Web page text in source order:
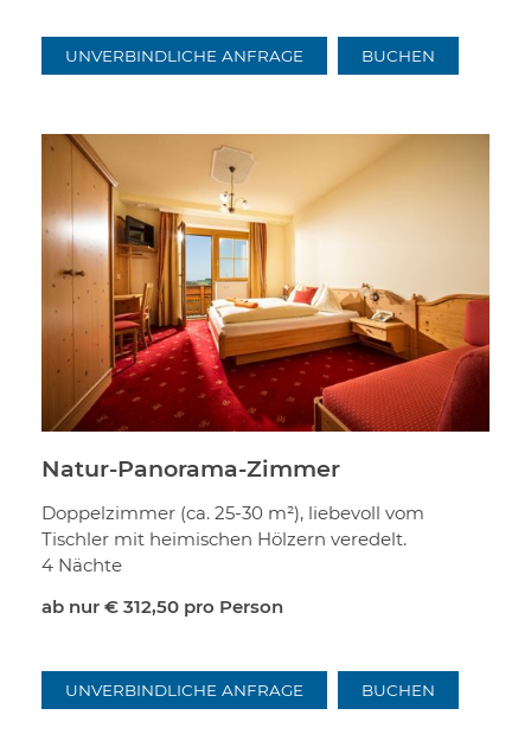
UNVERBINDLICHE ANFRAGE BUCHEN
Natur-Panorama-Zimmer
Doppelzimmer (ca. 25-30 m²), liebevoll vom
Tischler mit heimischen Hölzern veredelt.
4 Nächte
ab nur € 312,50 pro Person
UNVERBINDLICHE ANFRAGE BUCHEN